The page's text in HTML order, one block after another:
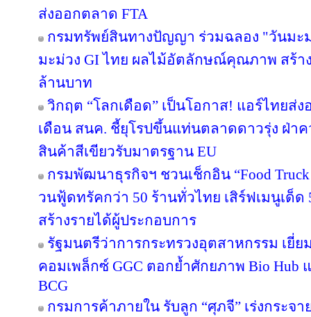
ส่งออกตลาด FTA
กรมทรัพย์สินทางปัญญา ร่วมฉลอง "วันมะ
มะม่วง GI ไทย ผลไม้อัตลักษณ์คุณภาพ สร้า
ล้านบาท
วิกฤต “โลกเดือด” เป็นโอกาส! แอร์ไทยส่
เดือน สนค. ชี้ยุโรปขึ้นแท่นตลาดดาวรุ่ง ฝ่า
สินค้าสีเขียวรับมาตรฐาน EU
กรมพัฒนาธุรกิจฯ ชวนเช็กอิน “Food Truck
วนฟู้ดทรัคกว่า 50 ร้านทั่วไทย เสิร์ฟเมนูเด็ด
สร้างรายได้ผู้ประกอบการ
รัฐมนตรีว่าการกระทรวงอุตสาหกรรม เยี่
คอมเพล็กซ์ GGC ตอกย้ำศักยภาพ Bio Hub
BCG
กรมการค้าภายใน รับลูก “ศุภจี” เร่งกระจา